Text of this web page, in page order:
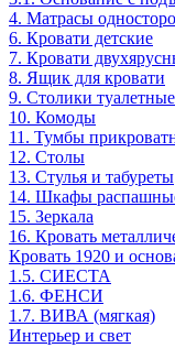
4. Матрасы
6. Кровати детские
7. Кровати
8. Ящик для кровати
9. Столики туалетные
10. Комоды
11. Тумбы
12. Столы
13. Стулья и табуреты
14. Шкафы
15. Зеркала
16. Кровать
Кровать 1920 и
1.5. СИЕСТА
1.6. ФЕНСИ
1.7. ВИВА (мягкая)
Интерьер и свет